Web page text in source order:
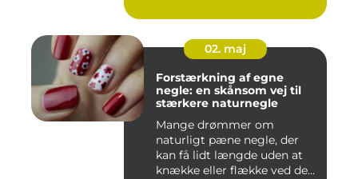
02. maj
Forstærkning af egne
negle: en skånsom vej til
stærkere naturnegle
Mange drømmer om
naturligt pæne negle, der
kan få lidt længde uden at
knække eller flække ved den